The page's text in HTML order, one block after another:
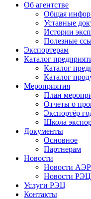
Об агентстве
Общая
Уставные
Истории
Полезные
Экспортерам
Каталог
Каталог
Каталог
Мероприятия
План
Отчеты о
Экспортёр
Школа
Документы
Основное
Партнерам
Новости
Новости
Новости РЭЦ
Услуги РЭЦ
Контакты